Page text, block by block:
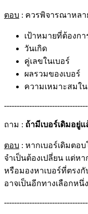
ตอบ : ควรพิจารณาหลา
เป้าหมายที่ต้องกา
วันเกิด
คู่เลขในเบอร์
ผลรวมของเบอร์
ความเหมาะสมใ
ถาม : ถ้ามีเบอร์เดิมอยู่
ตอบ : หากเบอร์เดิมตอ
จำเป็นต้องเปลี่ยน แต่ห
หรือมองหาเบอร์ที่ตรงกั
อาจเป็นอีกทางเลือกหนึ่